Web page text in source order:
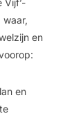
Vijf’-
en
en